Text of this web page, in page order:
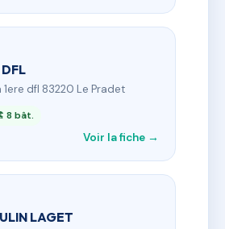
1ere dfl 83220 Le Pradet
8 bât.
Voir la fiche →
LAGET